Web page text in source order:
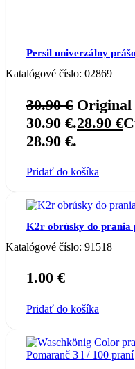
Persil univerzálny
Katalógové číslo: 02869
30.90€ Original
30.90 €.28.90 €
28.90 €.
Pridať do košíka
K2r obrúsky do prania
Katalógové číslo: 91518
1.00 €
Pridať do košíka